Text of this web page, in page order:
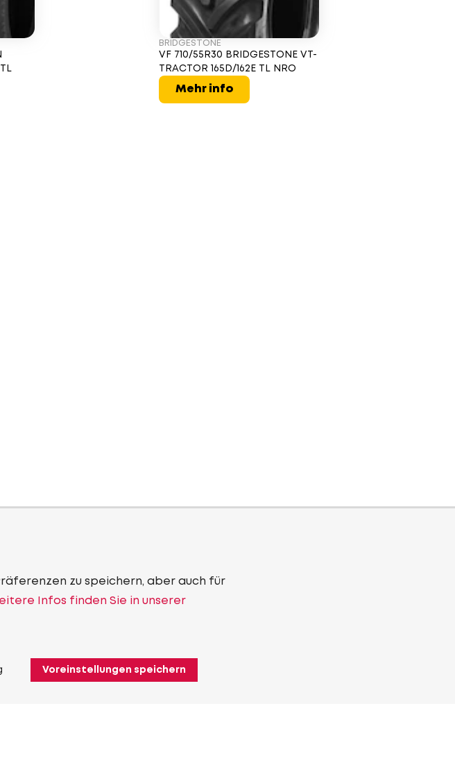
BRIDGESTONE
VF 710/55R30 BRIDGESTONE VT-
TRACTOR 165D/162E TL NRO
Mehr info
zu speichern, aber auch für
Infos finden Sie in unserer
Voreinstellungen speichern